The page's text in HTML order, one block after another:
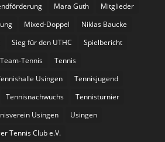
Mara Guth
Mitglieder
Mixed-Doppel
Niklas Baucke
Sieg für den UTHC
Spielbericht
Team-Tennis
Tennis
Usingen
Tennisjugend
Tennisnachwuchs
Tennisturnier
Usingen
Usingen
Tennis Club e.V.